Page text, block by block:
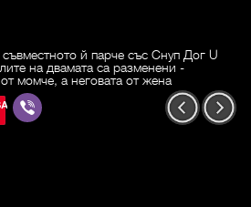
й парче със Снуп Дог U
на двамата са разменени -
момче, а неговата от жена